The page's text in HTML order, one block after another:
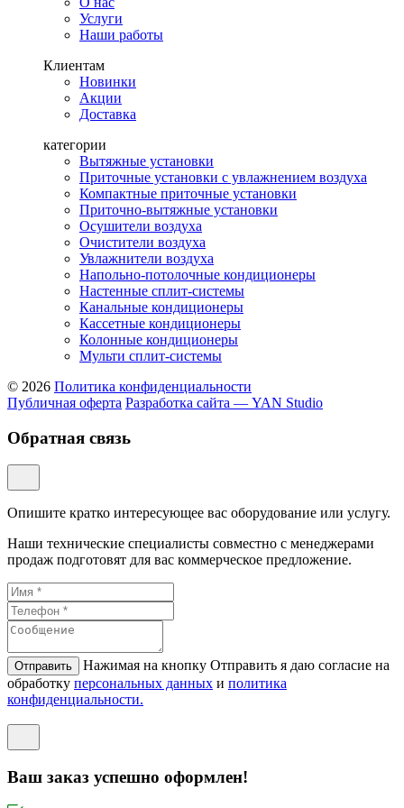
Услуги
Наши работы
Клиентам
Новинки
Акции
Доставка
категории
Вытяжные установки
Приточные установки с увлажнением воздуха
Компактные приточные установки
Приточно-вытяжные установки
Осушители воздуха
Очистители воздуха
Увлажнители воздуха
Напольно-потолочные кондиционеры
Настенные сплит-системы
Канальные кондиционеры
Кассетные кондиционеры
Колонные кондиционеры
Мульти сплит-системы
© 2026 Политика конфиденциальности
Публичная оферта Разработка сайта — YAN Studio
Обратная связь
Опишите кратко интересующее вас оборудование или услугу.
Наши технические специалисты совместно с менеджерами
продаж подготовят для вас коммерческое предложение.
Отправить
Нажимая на кнопку Отправить я даю согласие на
обработку персональных данных и политикa
конфиденциальности.
Ваш заказ успешно оформлен!